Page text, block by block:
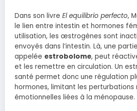
Dans son livre El equilibrio perfecto,
le lien entre intestin et hormones
utilisation, les œstrogènes sont
envoyés dans l’intestin. Là, une
appelée estrobolome, peut
et les remettre en circulation. Un
santé permet donc une régulation
hormones, limitant les
émotionnelles liées à la ménopause.